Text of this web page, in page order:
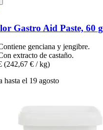
Gastro Aid Paste, 60 g
genciana y jengibre.
extracto de castaño.
(242,67 € / kg)
hasta el 19 agosto